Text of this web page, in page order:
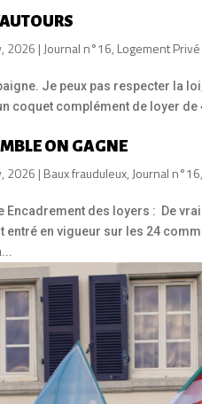
2026 | Journal n°16, Logement Privé
Je peux pas respecter la
coquet complément de loyer
ON GAGNE
2026 | Baux frauduleux, Journal n°16,
Encadrement des loyers : De
entré en vigueur sur les 24